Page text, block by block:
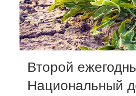
Сотрудники
Отчетность
Противодействие
Материалы для СМИ
Второй
Национальный